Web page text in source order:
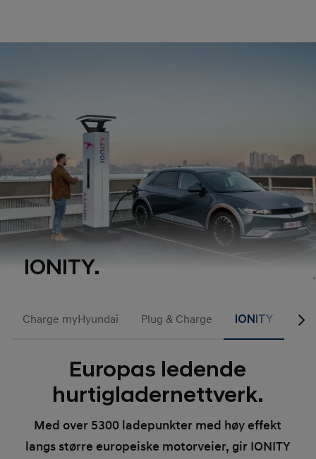
IONITY.
Charge myHyundai Plug & Charge IONITY
Europas ledende
hurtigladernettverk.
Med over 5300 ladepunkter med høy effekt
langs større europeiske motorveier, gir IONITY